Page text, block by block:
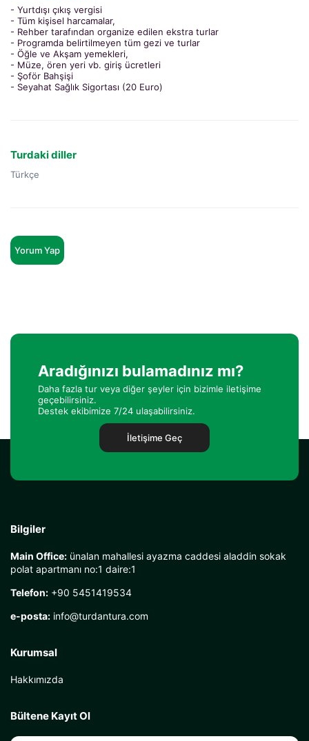
- Yurtdışı çıkış vergisi
- Tüm kişisel harcamalar,
- Rehber tarafından organize edilen ekstra turlar
- Programda belirtilmeyen tüm gezi ve turlar
- Öğle ve Akşam yemekleri,
- Müze, ören yeri vb. giriş ücretleri
- Şoför Bahşişi
- Seyahat Sağlık Sigortası (20 Euro)
Turdaki diller
Türkçe
Yorum Yap
Aradığınızı bulamadınız mı?
Daha fazla tur veya diğer şeyler için bizimle iletişime
geçebilirsiniz.
Destek ekibimize 7/24 ulaşabilirsiniz.
İletişime Geç
Bilgiler
Main Office: ünalan mahallesi ayazma caddesi aladdin sokak
polat apartmanı no:1 daire:1
Telefon: +90 5451419534
e-posta: info@turdantura.com
Kurumsal
Hakkımızda
Bültene Kayıt Ol